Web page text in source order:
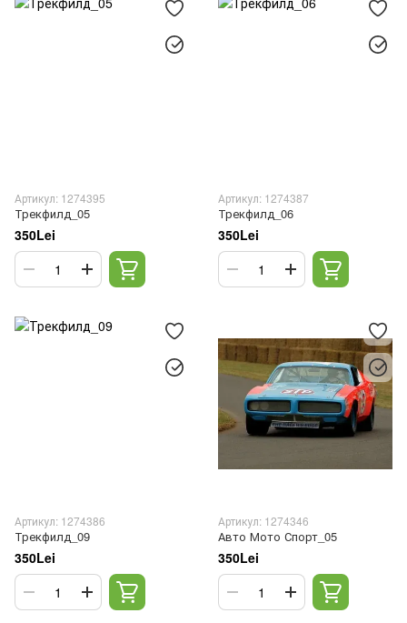
Артикул: 1274395
Трекфилд_05
350Lei
Артикул: 1274387
Трекфилд_06
350Lei
Артикул: 1274386
Трекфилд_09
350Lei
Артикул: 1274346
Авто Мото Спорт_05
350Lei